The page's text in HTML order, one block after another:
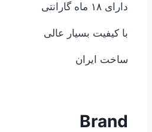
دارای ۱۸ ماه گارانتی
با کیفیت بسیار عالی
ساخت ایران
Brand